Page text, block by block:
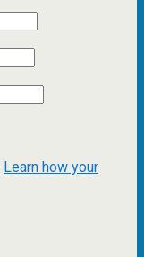
Learn how your